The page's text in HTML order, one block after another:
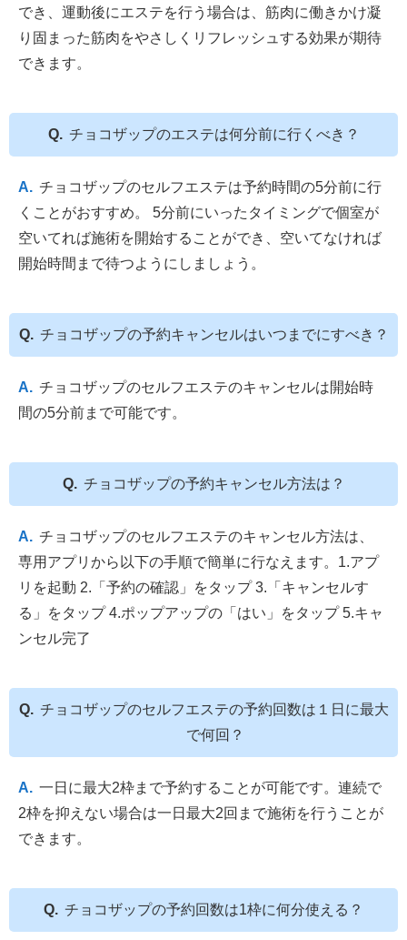
でき、運動後にエステを行う場合は、筋肉に働きかけ凝
り固まった筋肉をやさしくリフレッシュする効果が期待
できます。
チョコザップのエステは何分前に行くべき？
チョコザップのセルフエステは予約時間の5分前に行
くことがおすすめ。 5分前にいったタイミングで個室が
空いてれば施術を開始することができ、空いてなければ
開始時間まで待つようにしましょう。
チョコザップの予約キャンセルはいつまでにすべき？
チョコザップのセルフエステのキャンセルは開始時
間の5分前まで可能です。
チョコザップの予約キャンセル方法は？
チョコザップのセルフエステのキャンセル方法は、
専用アプリから以下の手順で簡単に行なえます。1.アプ
リを起動 2.「予約の確認」をタップ 3.「キャンセルす
る」をタップ 4.ポップアップの「はい」をタップ 5.キャ
ンセル完了
チョコザップのセルフエステの予約回数は１日に最大
で何回？
一日に最大2枠まで予約することが可能です。連続で
2枠を抑えない場合は一日最大2回まで施術を行うことが
できます。
チョコザップの予約回数は1枠に何分使える？